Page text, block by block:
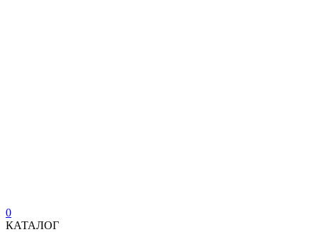
0
КАТАЛОГ